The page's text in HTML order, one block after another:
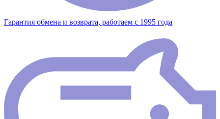
Гарантия обмена и возврата, работаем с 1995 года